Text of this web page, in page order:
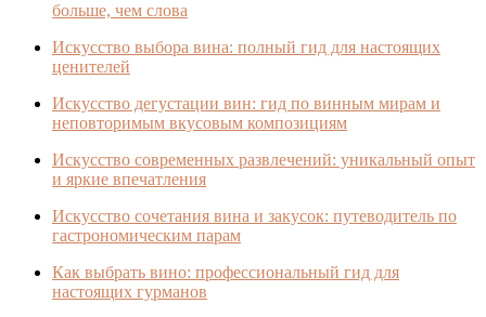
больше, чем слова
Искусство выбора вина: полный гид для настоящих
ценителей
Искусство дегустации вин: гид по винным мирам и
неповторимым вкусовым композициям
Искусство современных развлечений: уникальный опыт
и яркие впечатления
Искусство сочетания вина и закусок: путеводитель по
гастрономическим парам
Как выбрать вино: профессиональный гид для
настоящих гурманов